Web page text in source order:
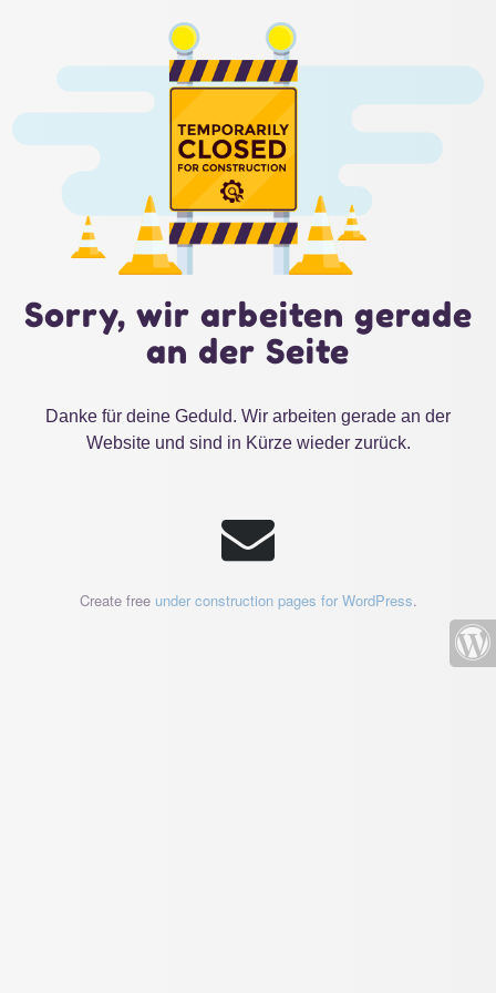
Sorry, wir arbeiten gerade
an der Seite
Danke für deine Geduld. Wir arbeiten gerade an der
Website und sind in Kürze wieder zurück.
Create free under construction pages for WordPress.